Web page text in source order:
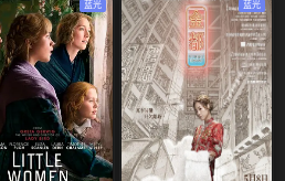
蓝光 蓝光